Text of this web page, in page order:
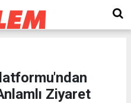
Ziyaret